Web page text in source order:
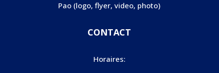
Pao (logo, flyer, video, photo)
CONTACT
Horaires: